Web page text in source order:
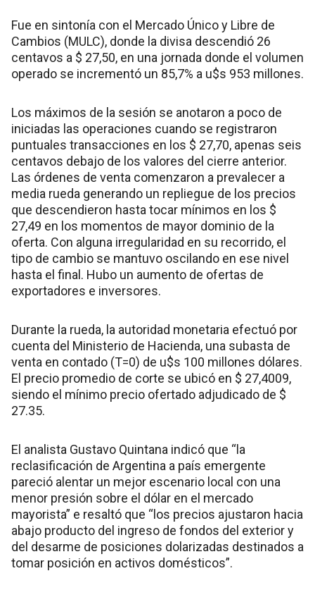
Fue en sintonía con el Mercado Único y Libre de
Cambios (MULC), donde la divisa descendió 26
centavos a $ 27,50, en una jornada donde el volumen
operado se incrementó un 85,7% a u$s 953 millones.
Los máximos de la sesión se anotaron a poco de
iniciadas las operaciones cuando se registraron
puntuales transacciones en los $ 27,70, apenas seis
centavos debajo de los valores del cierre anterior.
Las órdenes de venta comenzaron a prevalecer a
media rueda generando un repliegue de los precios
que descendieron hasta tocar mínimos en los $
27,49 en los momentos de mayor dominio de la
oferta. Con alguna irregularidad en su recorrido, el
tipo de cambio se mantuvo oscilando en ese nivel
hasta el final. Hubo un aumento de ofertas de
exportadores e inversores.
Durante la rueda, la autoridad monetaria efectuó por
cuenta del Ministerio de Hacienda, una subasta de
venta en contado (T=0) de u$s 100 millones dólares.
El precio promedio de corte se ubicó en $ 27,4009,
siendo el mínimo precio ofertado adjudicado de $
27.35.
El analista Gustavo Quintana indicó que “la
reclasificación de Argentina a país emergente
pareció alentar un mejor escenario local con una
menor presión sobre el dólar en el mercado
mayorista” e resaltó que “los precios ajustaron hacia
abajo producto del ingreso de fondos del exterior y
del desarme de posiciones dolarizadas destinados a
tomar posición en activos domésticos”.